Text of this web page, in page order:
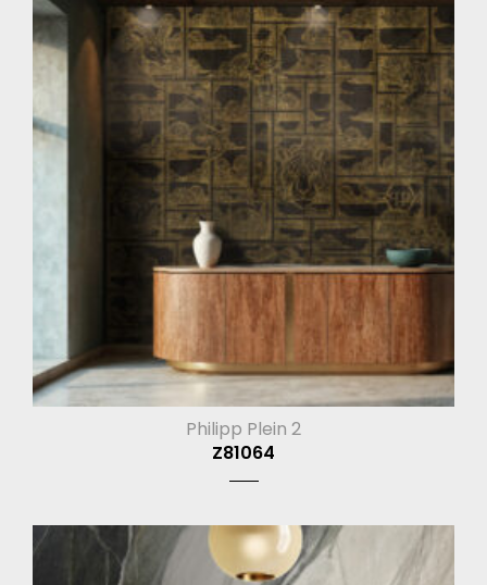
Philipp Plein 2
Z81064